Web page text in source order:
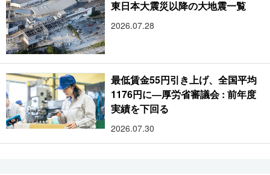
東日本大震災以降の大地震一覧
2026.07.28
最低賃金55円引き上げ、全国平均
1176円に―厚労省審議会 : 前年度
実績を下回る
2026.07.30